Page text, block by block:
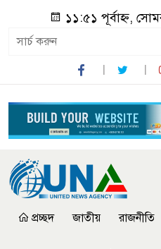
১১:৫১ পূর্বাহ্ন,
প্রচ্ছদ জাতীয় রাজনীতি